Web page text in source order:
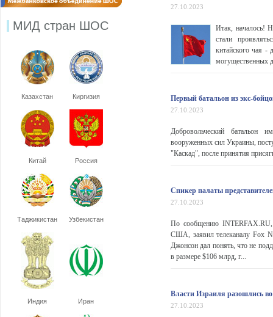
МИД стран ШОС
Казахстан Киргизия
Китай Россия
Таджикистан Узбекистан
Индия Иран
27.10.2023
Итак, началось!
стали
китайского чая -
могущественных
Первый батальон из экс-
27.10.2023
Добровольческий батальон
вооруженных сил Украины,
"Каскад", после принятия
Спикер палаты
27.10.2023
По сообщению INTERFAX.RU,
США, заявил телеканалу Fox
Джонсон дал понять, что не
в размере $106 млрд, г...
Власти Израиля разошлись
27.10.2023